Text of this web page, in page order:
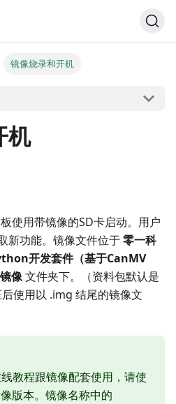
镜像烧录和开机
机
使用带镜像的SD卡启动。用户
新功能。镜像文件位于零一科
开发套件（基于CanMV
像文件夹下。（资料包默认是
使用以 .img 结尾的镜像文
教程跟镜像配套使用，请使
版本。镜像名称中的